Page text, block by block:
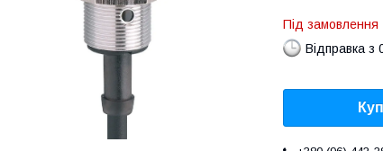
Під замовлення
Відправка з